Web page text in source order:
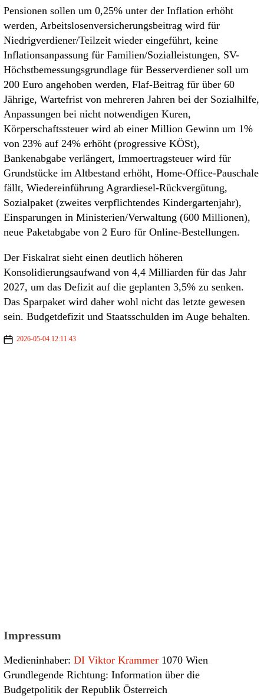
Pensionen sollen um 0,25% unter der Inflation erhöht
werden, Arbeitslosenversicherungsbeitrag wird für
Niedrigverdiener/Teilzeit wieder eingeführt, keine
Inflationsanpassung für Familien/Sozialleistungen, SV-
Höchstbemessungsgrundlage für Besserverdiener soll um
200 Euro angehoben werden, Flaf-Beitrag für über 60
Jährige, Wartefrist von mehreren Jahren bei der Sozialhilfe,
Anpassungen bei nicht notwendigen Kuren,
Körperschaftssteuer wird ab einer Million Gewinn um 1%
von 23% auf 24% erhöht (progressive KÖSt),
Bankenabgabe verlängert, Immoertragsteuer wird für
Grundstücke im Altbestand erhöht, Home-Office-Pauschale
fällt, Wiedereinführung Agrardiesel-Rückvergütung,
Sozialpaket (zweites verpflichtendes Kindergartenjahr),
Einsparungen in Ministerien/Verwaltung (600 Millionen),
neue Paketabgabe von 2 Euro für Online-Bestellungen.
Der Fiskalrat sieht einen deutlich höheren
Konsolidierungsaufwand von 4,4 Milliarden für das Jahr
2027, um das Defizit auf die geplanten 3,5% zu senken.
Das Sparpaket wird daher wohl nicht das letzte gewesen
sein. Budgetdefizit und Staatsschulden im Auge behalten.
2026-05-04 12:11:43
Impressum
Medieninhaber: DI Viktor Krammer 1070 Wien
Grundlegende Richtung: Information über die
Budgetpolitik der Republik Österreich